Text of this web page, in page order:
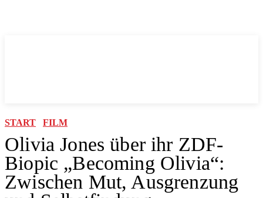
START FILM
Olivia Jones über ihr ZDF-
Biopic „Becoming Olivia“:
Zwischen Mut, Ausgrenzung